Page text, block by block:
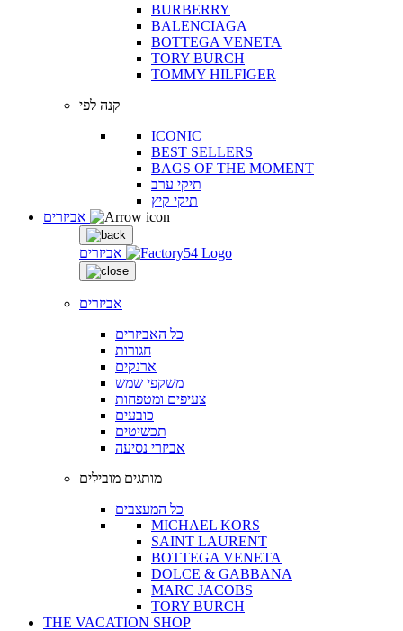
BURBERRY
BALENCIAGA
BOTTEGA VENETA
TORY BURCH
TOMMY HILFIGER
קנה לפי
ICONIC
BEST SELLERS
BAGS OF THE MOMENT
תיקי ערב
תיקי קיץ
אביזרים
אביזרים
כל האביזרים
חגורות
ארנקים
משקפי שמש
צעיפים ומטפחות
כובעים
תכשיטים
אביזרי נסיעה
מותגים מובילים
כל המעצבים
MICHAEL KORS
SAINT LAURENT
BOTTEGA VENETA
DOLCE & GABBANA
MARC JACOBS
TORY BURCH
THE VACATION SHOP